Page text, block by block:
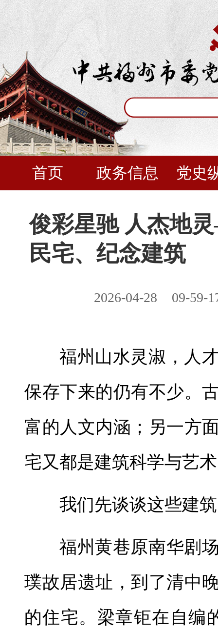
首页 政务信息 党史
俊彩星驰 人杰地
民宅、纪念建筑
2026-04-28 09-59-
福州山水灵淑，人
保存下来的仍有不少。
富的人文内涵；另一方
宅又都是建筑科学与艺
我们先谈谈这些建
福州黄巷原南华剧
璞故居遗址，到了清中
的住宅。梁章钜在自编